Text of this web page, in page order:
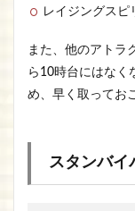
レイジングスピ
また、他のアトラ
ら10時台にはなく
め、早く取ってお
スタンバイ